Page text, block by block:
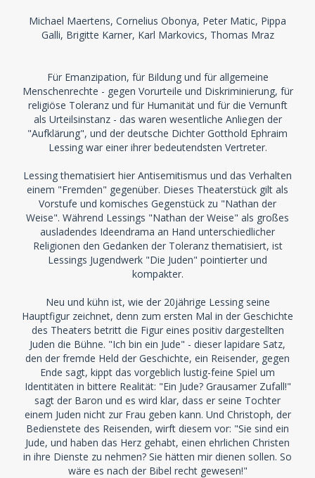
Michael Maertens, Cornelius Obonya, Peter Matic, Pippa
Galli, Brigitte Karner, Karl Markovics, Thomas Mraz
Für Emanzipation, für Bildung und für allgemeine
Menschenrechte - gegen Vorurteile und Diskriminierung, für
religiöse Toleranz und für Humanität und für die Vernunft
als Urteilsinstanz - das waren wesentliche Anliegen der
"Aufklärung", und der deutsche Dichter Gotthold Ephraim
Lessing war einer ihrer bedeutendsten Vertreter.
Lessing thematisiert hier Antisemitismus und das Verhalten
einem "Fremden" gegenüber. Dieses Theaterstück gilt als
Vorstufe und komisches Gegenstück zu "Nathan der
Weise". Während Lessings "Nathan der Weise" als großes
ausladendes Ideendrama an Hand unterschiedlicher
Religionen den Gedanken der Toleranz thematisiert, ist
Lessings Jugendwerk "Die Juden" pointierter und
kompakter.
Neu und kühn ist, wie der 20jährige Lessing seine
Hauptfigur zeichnet, denn zum ersten Mal in der Geschichte
des Theaters betritt die Figur eines positiv dargestellten
Juden die Bühne. "Ich bin ein Jude" - dieser lapidare Satz,
den der fremde Held der Geschichte, ein Reisender, gegen
Ende sagt, kippt das vorgeblich lustig-feine Spiel um
Identitäten in bittere Realität: "Ein Jude? Grausamer Zufall!"
sagt der Baron und es wird klar, dass er seine Tochter
einem Juden nicht zur Frau geben kann. Und Christoph, der
Bedienstete des Reisenden, wirft diesem vor: "Sie sind ein
Jude, und haben das Herz gehabt, einen ehrlichen Christen
in ihre Dienste zu nehmen? Sie hätten mir dienen sollen. So
wäre es nach der Bibel recht gewesen!"